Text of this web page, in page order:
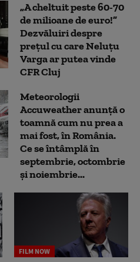
„A cheltuit peste 60-70
de milioane de euro!”
Dezvăluiri despre
prețul cu care Neluțu
Varga ar putea vinde
CFR Cluj
Meteorologii
Accuweather anunță o
toamnă cum nu prea a
mai fost, în România.
Ce se întâmplă în
septembrie, octombrie
și noiembrie...
FILM NOW